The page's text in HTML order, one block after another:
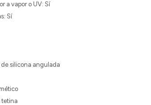
a vapor o UV: Sí
Sí
de silicona angulada
tetina